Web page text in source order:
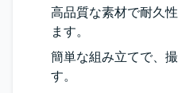
高品質な素材で耐久
ます。
簡単な組み立てで、
す。